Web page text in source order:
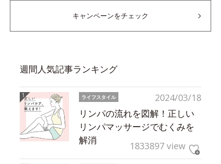
キャンペーンをチェック
週間人気記事ランキング
2024/03/18
ライフスタイル
リンパの流れを図解！正しい
リンパマッサージでむくみを
解消
1833897 view